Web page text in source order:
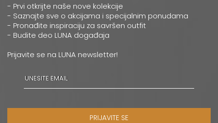
- Prvi otkrijte naše nove kolekcije
- Saznajte sve o akcijama i specijalnim ponudama
- Pronađite inspiraciju za savršen outfit
- Budite deo LUNA događaja
Prijavite se na LUNA newsletter!
PRIJAVITE SE